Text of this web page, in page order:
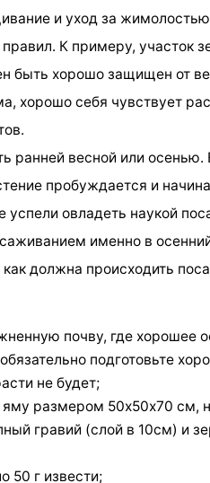
и уход за
К примеру, участок
быть хорошо защищен от
хорошо себя чувствует
ранней весной или осенью.
пробуждается и
овладеть наукой
именно в
должна происходить
почву, где хорошее
подготовьте
не будет;
яму размером 50х50х70 см,
гравий (слой в 10см) и
50 г извести;